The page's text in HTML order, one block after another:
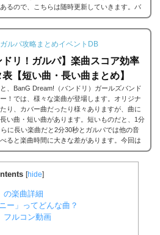
るので、こちらは随時更新していきます。バ
ルパの楽曲の追加・解禁方法一覧それでは、バ
ルパに於ける楽曲の追加・解禁方法一覧です。
ろな条件があると思うのですが、それぞれ...
ルパ攻略まとめイベントDB
ドリ！ガルパ】楽曲スコア効率
【短い曲・長い曲まとめ】
、BanG Dream!（バンドリ）ガールズバンド
！では、様々な楽曲が登場します。オリジナ
り、カバー曲だったり様々ありますが、曲に
い曲・短い曲があります。短いものだと、1分
に長い楽曲だと2分30秒とガルパでは他の音
ると楽曲時間に大きな差があります。今回は
場する楽曲の長い曲、短い曲のまとめや、イ
におすすめの楽曲などをまとめました。楽曲
効率表(協力ライブ) ↓別タブで見る場合はこち
[hide]
の楽曲詳細
ー」ってどんな曲？
フルコン動画